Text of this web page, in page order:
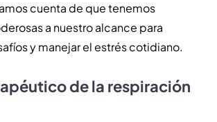
cuenta de que tenemos
a nuestro alcance para
y manejar el estrés cotidiano.
de la respiración